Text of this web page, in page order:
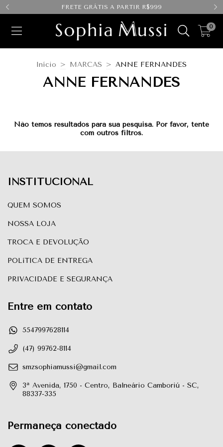
FRETE GRÁTIS A PARTIR R$999
0
Início > MARCAS > ANNE FERNANDES
ANNE FERNANDES
Não temos resultados para sua pesquisa. Por favor, tente
com outros filtros.
INSTITUCIONAL
QUEM SOMOS
NOSSA LOJA
TROCA E DEVOLUÇÃO
POLíTICA DE ENTREGA
PRIVACIDADE E SEGURANÇA
Entre em contato
5547997628114
(47) 99762-8114
smzsophiamussi@gmail.com
3ª Avenida, 1750 - Centro, Balneário Camboriú - SC,
88337-335
Permaneça conectado